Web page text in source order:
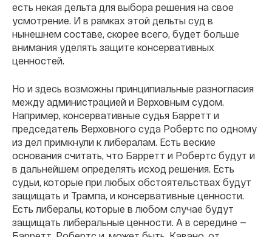
есть некая дельта для выбора решения на свое
усмотрение. И в рамках этой дельты суд в
нынешнем составе, скорее всего, будет больше
внимания уделять защите консервативных
ценностей.
Но и здесь возможны принципиальные разногласия
между администрацией и Верховным судом.
Например, консервативные судья Барретт и
председатель Верховного суда Робертс по одному
из дел примкнули к либералам. Есть веские
основания считать, что Барретт и Робертс будут и
в дальнейшем определять исход решения. Есть
судьи, которые при любых обстоятельствах будут
защищать и Трампа, и консервативные ценности.
Есть либералы, которые в любом случае будут
защищать либеральные ценности. А в середине —